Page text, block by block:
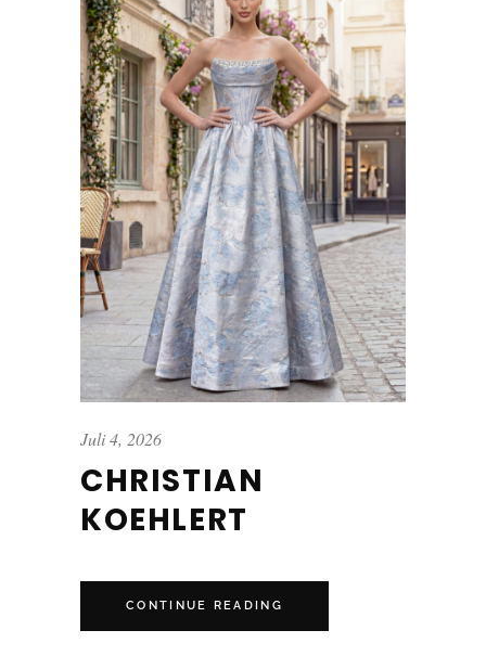
Juli 4, 2026
CHRISTIAN
KOEHLERT
CONTINUE READING